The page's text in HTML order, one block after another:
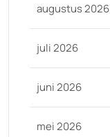
augustus 2026
juli 2026
juni 2026
mei 2026